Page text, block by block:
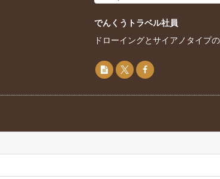
でんくうトラベル社員
ドローイングとサイアノタイプ